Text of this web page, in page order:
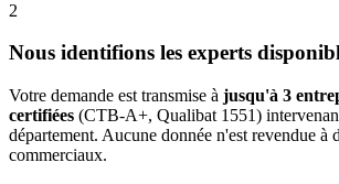
2
Nous identifions les experts
Votre demande est transmise à jusqu'à 3
certifiées (CTB-A+, Qualibat 1551)
département. Aucune donnée n'est revendue à
commerciaux.